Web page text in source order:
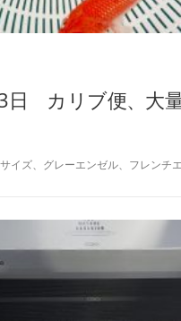
日 カリブ便、大
イズ、グレーエンゼル、フレンチ